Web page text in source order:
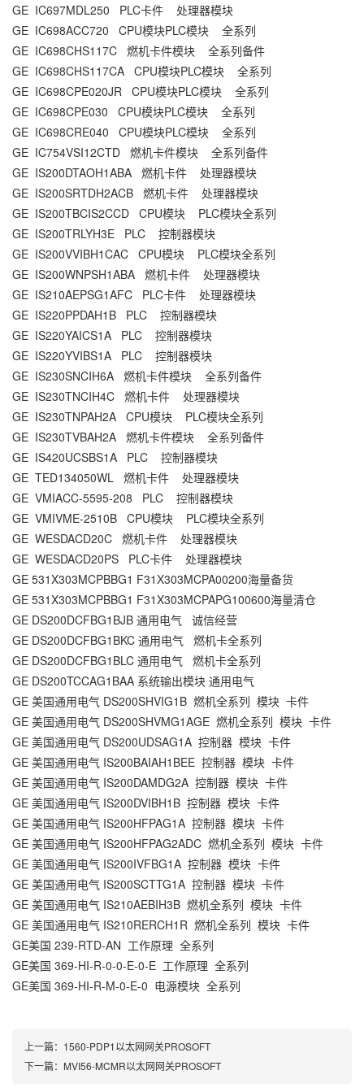
GE IC697MDL250 PLC卡件 处理器模块
GE IC698ACC720 CPU模块PLC模块 全系列
GE IC698CHS117C 燃机卡件模块 全系列备件
GE IC698CHS117CA CPU模块PLC模块 全系列
GE IC698CPE020JR CPU模块PLC模块 全系列
GE IC698CPE030 CPU模块PLC模块 全系列
GE IC698CRE040 CPU模块PLC模块 全系列
GE IC754VSI12CTD 燃机卡件模块 全系列备件
GE IS200DTAOH1ABA 燃机卡件 处理器模块
GE IS200SRTDH2ACB 燃机卡件 处理器模块
GE IS200TBCIS2CCD CPU模块 PLC模块全系列
GE IS200TRLYH3E PLC 控制器模块
GE IS200VVIBH1CAC CPU模块 PLC模块全系列
GE IS200WNPSH1ABA 燃机卡件 处理器模块
GE IS210AEPSG1AFC PLC卡件 处理器模块
GE IS220PPDAH1B PLC 控制器模块
GE IS220YAICS1A PLC 控制器模块
GE IS220YVIBS1A PLC 控制器模块
GE IS230SNCIH6A 燃机卡件模块 全系列备件
GE IS230TNCIH4C 燃机卡件 处理器模块
GE IS230TNPAH2A CPU模块 PLC模块全系列
GE IS230TVBAH2A 燃机卡件模块 全系列备件
GE IS420UCSBS1A PLC 控制器模块
GE TED134050WL 燃机卡件 处理器模块
GE VMIACC-5595-208 PLC 控制器模块
GE VMIVME-2510B CPU模块 PLC模块全系列
GE WESDACD20C 燃机卡件 处理器模块
GE WESDACD20PS PLC卡件 处理器模块
GE 531X303MCPBBG1 F31X303MCPA00200海量备货
GE 531X303MCPBBG1 F31X303MCPAPG100600海量清仓
GE DS200DCFBG1BJB 通用电气 诚信经营
GE DS200DCFBG1BKC 通用电气 燃机卡全系列
GE DS200DCFBG1BLC 通用电气 燃机卡全系列
GE DS200TCCAG1BAA 系统输出模块 通用电气
GE 美国通用电气 DS200SHVIG1B 燃机全系列 模块 卡件
GE 美国通用电气 DS200SHVMG1AGE 燃机全系列 模块 卡件
GE 美国通用电气 DS200UDSAG1A 控制器 模块 卡件
GE 美国通用电气 IS200BAIAH1BEE 控制器 模块 卡件
GE 美国通用电气 IS200DAMDG2A 控制器 模块 卡件
GE 美国通用电气 IS200DVIBH1B 控制器 模块 卡件
GE 美国通用电气 IS200HFPAG1A 控制器 模块 卡件
GE 美国通用电气 IS200HFPAG2ADC 燃机全系列 模块 卡件
GE 美国通用电气 IS200IVFBG1A 控制器 模块 卡件
GE 美国通用电气 IS200SCTTG1A 控制器 模块 卡件
GE 美国通用电气 IS210AEBIH3B 燃机全系列 模块 卡件
GE 美国通用电气 IS210RERCH1R 燃机全系列 模块 卡件
GE美国 239-RTD-AN 工作原理 全系列
GE美国 369-HI-R-0-0-E-0-E 工作原理 全系列
GE美国 369-HI-R-M-0-E-0 电源模块 全系列
上一篇： 1560-PDP1以太网网关PROSOFT
下一篇： MVI56-MCMR以太网网关PROSOFT